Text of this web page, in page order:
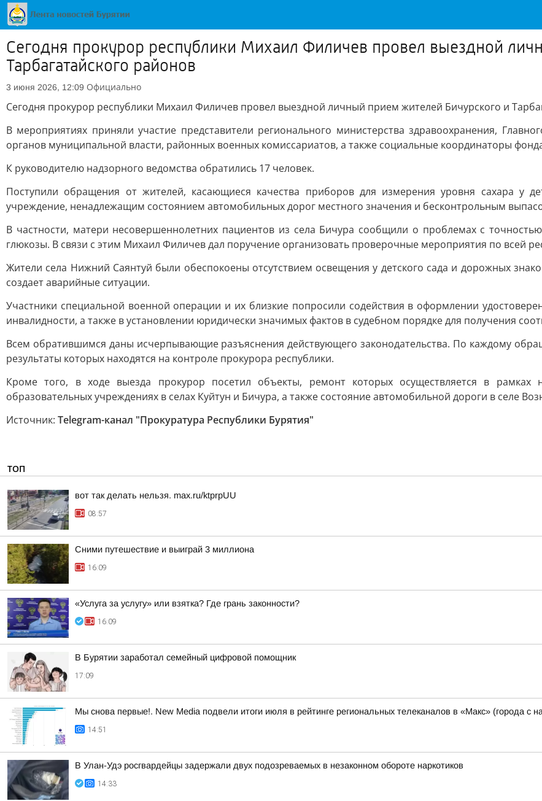
Сегодня прокурор республики Михаил Филичев провел выездной
Тарбагатайского районов
3 июня 2026, 12:09 Официально
Сегодня прокурор республики Михаил Филичев провел выездной личный прием жителей Бичурского и
В мероприятиях приняли участие представители регионального министерства здравоохранения,
органов муниципальной власти, районных военных комиссариатов, а также социальные координаторы
К руководителю надзорного ведомства обратились 17 человек.
Поступили обращения от жителей, касающиеся качества приборов для измерения уровня сахара у
учреждение, ненадлежащим состоянием автомобильных дорог местного значения и бесконтрольным
В частности, матери несовершеннолетних пациентов из села Бичура сообщили о проблемах с
глюкозы. В связи с этим Михаил Филичев дал поручение организовать проверочные мероприятия по всей
Жители села Нижний Саянтуй были обеспокоены отсутствием освещения у детского сада и дорожных
создает аварийные ситуации.
Участники специальной военной операции и их близкие попросили содействия в оформлении
инвалидности, а также в установлении юридически значимых фактов в судебном порядке для получения
Всем обратившимся даны исчерпывающие разъяснения действующего законодательства. По каждому
результаты которых находятся на контроле прокурора республики.
Кроме того, в ходе выезда прокурор посетил объекты, ремонт которых осуществляется в
образовательных учреждениях в селах Куйтун и Бичура, а также состояние автомобильной дороги в селе
Источник: Telegram-канал "Прокуратура Республики Бурятия"
ТОП
вот так делать нельзя. max.ru/ktprpUU
08:57
Сними путешествие и выиграй 3 миллиона
16:09
«Услуга за услугу» или взятка? Где грань законности?
16:09
В Бурятии заработал семейный цифровой помощник
17:09
Мы снова первые!. New Media подвели итоги июля в рейтинге региональных телеканалов в «Макс» (города с
14:51
В Улан-Удэ росгвардейцы задержали двух подозреваемых в незаконном обороте наркотиков
14:33